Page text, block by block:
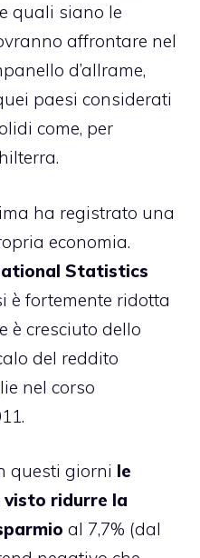
quali siano le
affrontare nel
d’allrame,
paesi considerati
come, per
ha registrato una
economia.
Statistics
è fortemente ridotta
è cresciuto dello
del reddito
nel corso
questi giorni le
visto ridurre la
al 7,7% (dal